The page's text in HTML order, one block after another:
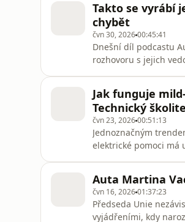
Velmi tenk
Takto se vyrábí
chybět
čvn 30, 202600:45:41
Dnešní díl podcastu
rozhovoru s jejich
vodou chlazených
Jak funguje
Technický
čvn 23, 202600:51:13
Jednoznačným
elektrické pomoci má
zanedbával, neboť
Auta Martina
čvn 16, 202601:37:23
Předseda Unie
vyjádřeními, kdy